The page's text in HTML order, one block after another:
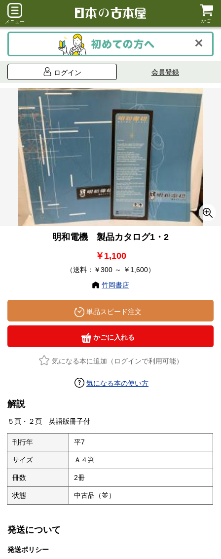
メニュー かご
ログイン 会員登録
明和電機 製品カタログ1・2
￥1,100
（送料：￥300 ～ ￥1,600）
竹岡書店
単品スピード注文
かごに入れる
気になる本に追加（ログインで利用可能）
気になる本の使い方
解説
５頁・２頁 英語版冊子付
刊行年 平7
サイズ Ａ４判
冊数 2冊
状態 中古品（並）
発送について
発送ポリシー